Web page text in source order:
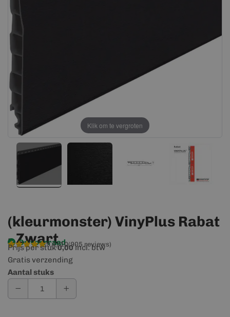
gallerij
gallerij
Klik om te vergroten
(kleurmonster) VinyPlus Rabat
- Zwart
Op voorraad
9,4/10(905 reviews)
Prijs per stuk0,00incl. btw
Gratis verzending
Aantal stuks